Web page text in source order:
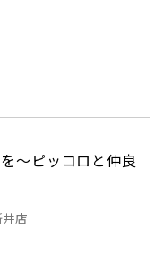
～ピッコロと仲良
店